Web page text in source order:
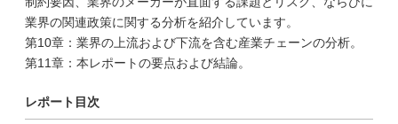
業界の関連政策に関する分析を紹介しています。
第10章：業界の上流および下流を含む産業チェーンの分析。
第11章：本レポートの要点および結論。
レポート目次